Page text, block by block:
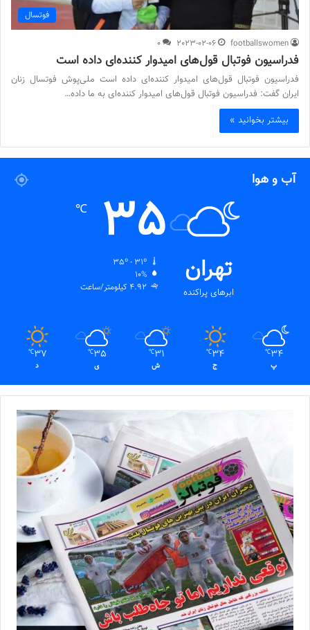
فوتسال
footballswomen
2023-02-06
0
فدراسیون فوتبال قول‌های امیدوار کننده‌ای داده است
فدراسیون فوتبال قول‌های امیدوار کننده‌ای داده است ملی‌پوش فوتسال زنان
ایران گفت: فدراسیون فوتبال قول‌های امیدوار کننده‌ای به ما داده…
بیشتر بخوانید »
آب و هوا
تهران
ابرهای پراکنده
35
℃
10%
4.92 کیلومتر/ساعت
34
℃
پ
34
℃
ج
31
℃
ش
35
℃
ی
37
℃
د